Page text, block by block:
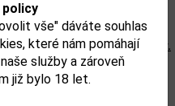
vše" dáváte souhlas
které nám pomáhají
služby a zároveň
již bylo 18 let.
může obsahovat alergeny.
dispozici na obalu
konzumací.